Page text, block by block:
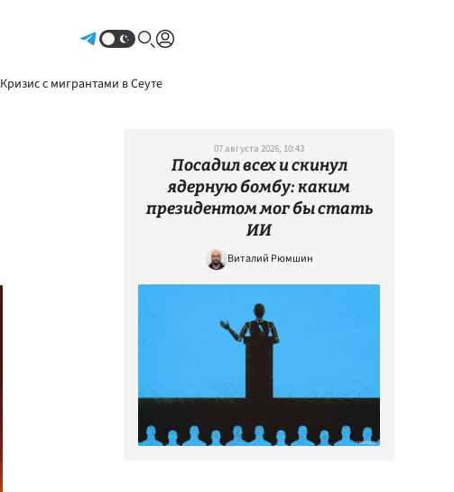
Кризис с мигрантами в Сеуте
07 августа 2026, 10:43
Посадил всех и скинул
ядерную бомбу: каким
президентом мог бы стать
ИИ
Виталий Рюмшин